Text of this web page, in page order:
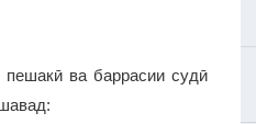
пешакӣ ва баррасии судӣ